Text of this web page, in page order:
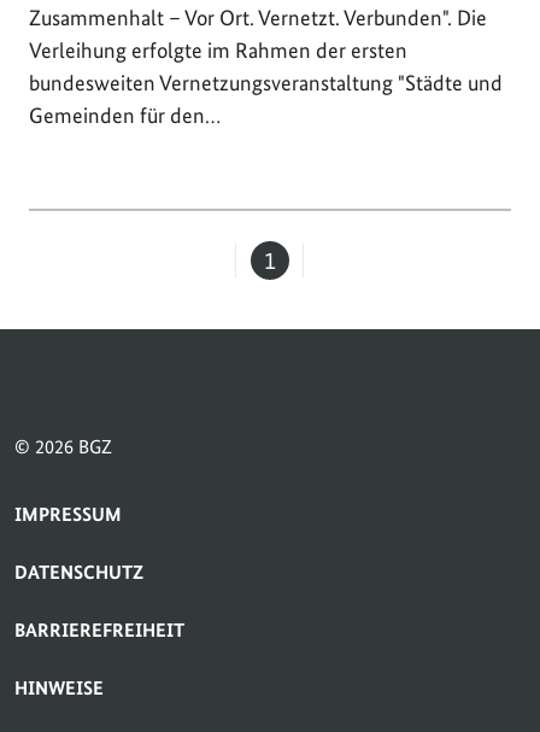
Zusammenhalt – Vor Ort. Vernetzt. Verbunden". Die
Verleihung erfolgte im Rahmen der ersten
bundesweiten Vernetzungsveranstaltung "Städte und
Gemeinden für den…
Seite
1
© 2026 BGZ
SERVICE-NAVIGATION FUSSBEREICH
IMPRESSUM
DATENSCHUTZ
BARRIEREFREIHEIT
HINWEISE